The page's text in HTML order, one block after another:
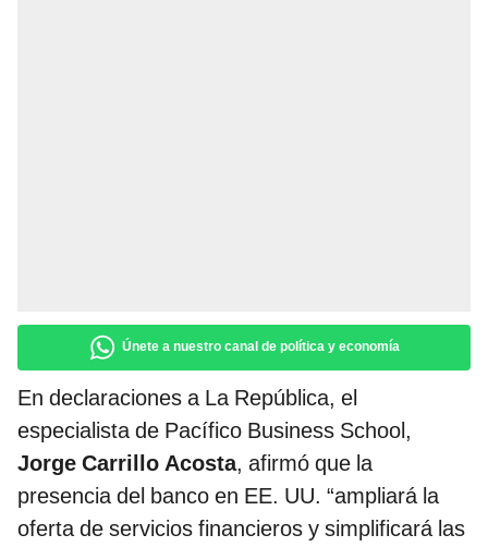
Únete a nuestro canal de política y economía
En declaraciones a La República, el
especialista de Pacífico Business School,
Jorge Carrillo Acosta, afirmó que la
presencia del banco en EE. UU. “ampliará la
oferta de servicios financieros y simplificará las